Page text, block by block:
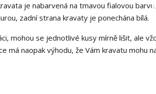
je nabarvená na tmavou fialovou
zadní strana kravaty je ponechána bílá.
mohou se jednotlivé kusy mírně lišit, ale
má naopak výhodu, že Vám kravatu mohu